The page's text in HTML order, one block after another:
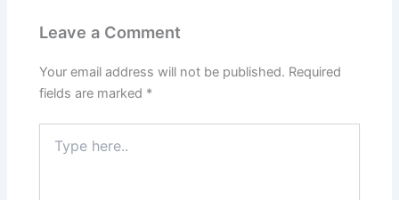
Leave a Comment
Your email address will not be published. Required
fields are marked *
here..